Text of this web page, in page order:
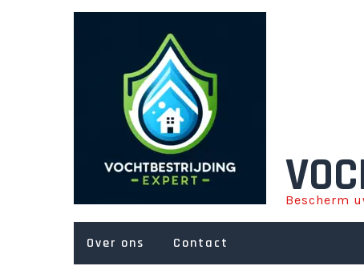
Bescherm
Over ons Contact